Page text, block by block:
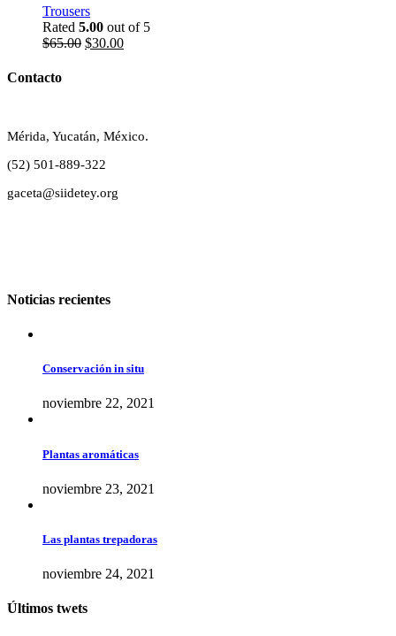
Trousers
Rated 5.00 out of 5
$65.00 $30.00
Contacto
Mérida, Yucatán, México.
(52) 501-889-322
gaceta@siidetey.org
Noticias recientes
Conservación in situ
noviembre 22, 2021
Plantas aromáticas
noviembre 23, 2021
Las plantas trepadoras
noviembre 24, 2021
Últimos twets